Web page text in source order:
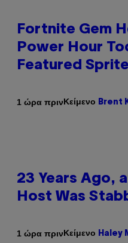
Fortnite Gem
Power Hour
Featured
1 ώρα πρινΚείμενο Brent
23 Years Ago,
Host Was
1 ώρα πρινΚείμενο Haley